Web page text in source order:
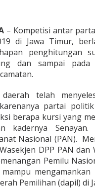
m
– Kompetisi antar
di Jawa Timur,
penghitungan
dan sampai
daerah telah
partai
berapa kursi yang
kadernya
Nasional (PAN).
DPP PAN dan
Pemilu
Pemilihan (dapil) di